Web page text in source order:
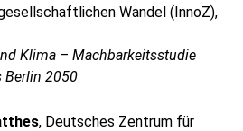
Wandel (InnoZ),
Klima – Machbarkeitsstudie
Berlin 2050
, Deutsches Zentrum für